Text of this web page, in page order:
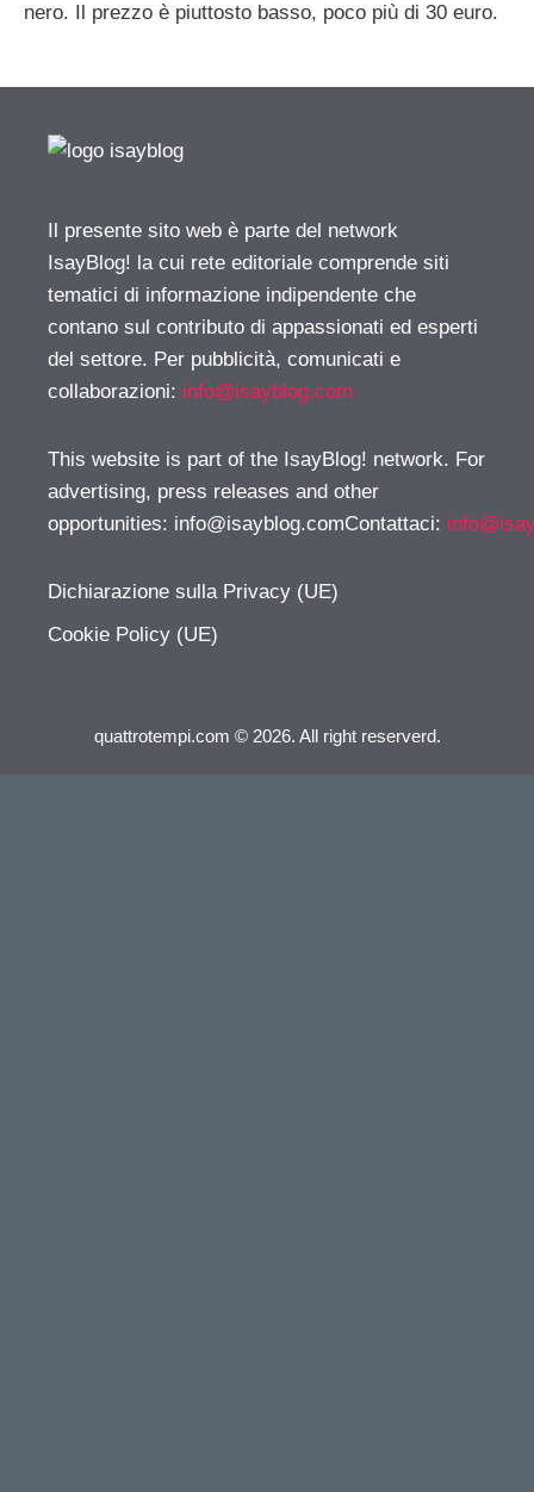
nero. Il prezzo è piuttosto basso, poco più di 30 euro.
Il presente sito web è parte del network
IsayBlog! la cui rete editoriale comprende siti
tematici di informazione indipendente che
contano sul contributo di appassionati ed esperti
del settore. Per pubblicità, comunicati e
collaborazioni: info@isayblog.com
This website is part of the IsayBlog! network. For
advertising, press releases and other
opportunities: info@isayblog.comContattaci:
Dichiarazione sulla Privacy (UE)
Cookie Policy (UE)
quattrotempi.com © 2026. All right reserverd.